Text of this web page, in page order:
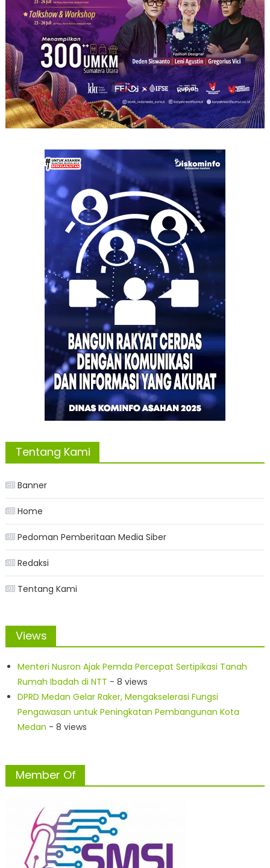
Tentang Kami
Banner
Home
Pedoman Pemberitaan Media Siber
Redaksi
Tentang Kami
Views
Menteri Nusron Ajak Pemda Percepat Sertipikasi Tanah
Rumah Ibadah di NTT - 8 views
DPRD Medan Gelar Raker, Mengakselerasi Fungsi
Pengawasan untuk Peningkatan Pembangunan Kota
Medan - 8 views
Member Of